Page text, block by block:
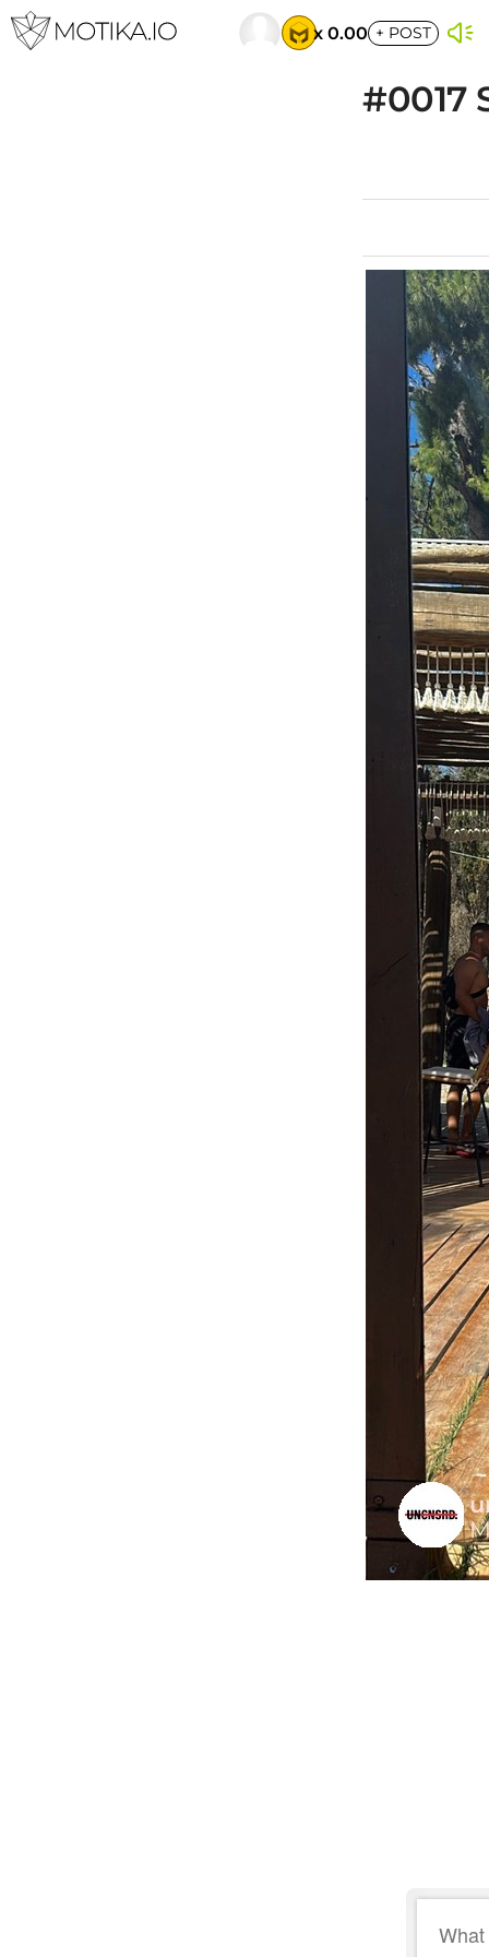
x 0.00 + POST
#0017